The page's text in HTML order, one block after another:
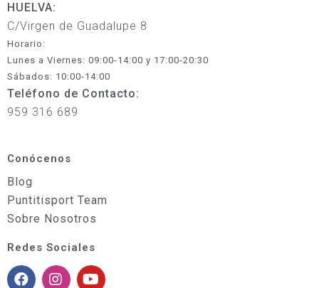
HUELVA:
C/Virgen de Guadalupe 8
Horario:
Lunes a Viernes: 09:00-14:00 y 17:00-20:30
Sábados: 10:00-14:00
Teléfono de Contacto:
959 316 689
Conócenos
Blog
Puntitisport Team
Sobre Nosotros
Redes Sociales